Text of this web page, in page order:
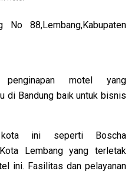
88,Lembang,Kabupaten
motel yang
di Bandung baik untuk bisnis
ini seperti Boscha
Lembang yang terletak
ini. Fasilitas dan pelayanan